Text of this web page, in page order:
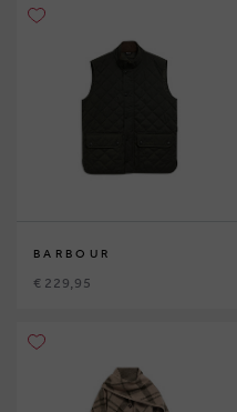
BARBOUR
€ 229,95